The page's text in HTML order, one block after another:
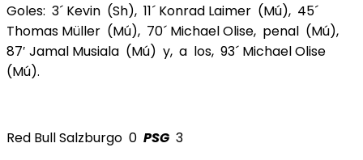
Goles: 3´ Kevin (Sh), 11´ Konrad Laimer (Mú), 45´
Thomas Müller (Mú), 70´ Michael Olise, penal (Mú),
87′ Jamal Musiala (Mú) y, a los, 93´ Michael Olise
(Mú).
Red Bull Salzburgo 0 PSG 3